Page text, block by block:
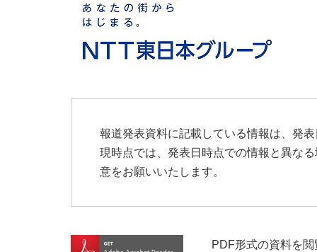
報道発表資料に記載している情報は、発
現時点では、発表日時点での情報と異な
意をお願いいたします。
PDF形式の資料を